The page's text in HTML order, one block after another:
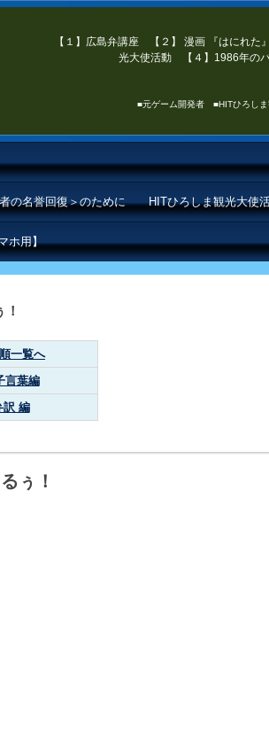
【１】広島弁講座 【２】 漫画 『はにれ
光大使活動 【４】1986年の
■元ゲーム開発者 ■HITひろしま
の名誉回復＞のために HITひろしま観光大使
ホ用】
一覧へ
言葉編
訳 編
ぅ！